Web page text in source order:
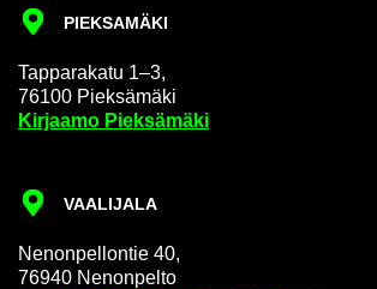
PIEK­SA­MÄ­KI
Tap­pa­ra­ka­tu 1–3,
76100 Piek­sä­mä­ki
Kir­jaa­mo Piek­sä­mä­ki
VAA­LI­JA­LA
Ne­non­pel­lon­tie 40,
76940 Ne­non­pel­to